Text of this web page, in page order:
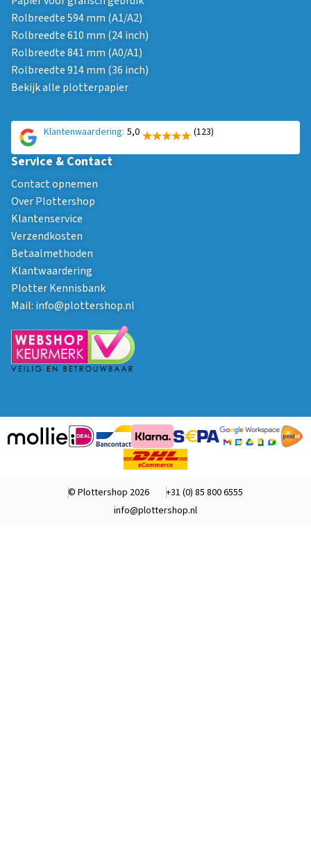
Rolbreedte 594 mm (A1/A2)
Rolbreedte 610 mm (24 inch)
Rolbreedte 841 mm (A0/A1)
Rolbreedte 914 mm (36 inch)
Bekijk alle plotterpapier
Klantenwaardering: 5,0 (123)
Service & Contact
Contact opnemen
Over Plottershop
Klantenservice
Verzendkosten
Betaalmethoden
Klantwaardering
Plotter Kennisbank
Mail: info@plottershop.nl
© Plottershop 2026
+31 (0) 85 800 6555
info@plottershop.nl